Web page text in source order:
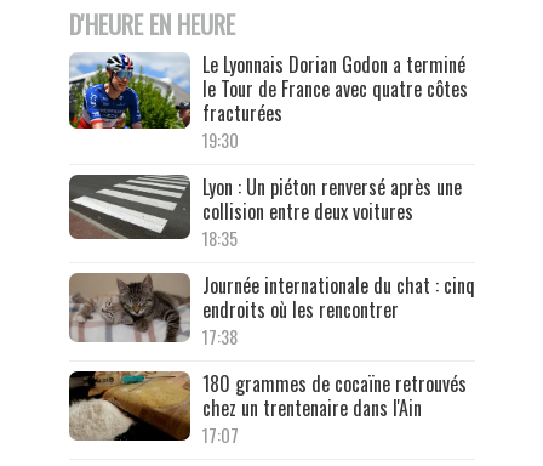
D'HEURE EN HEURE
Le Lyonnais Dorian Godon a terminé
le Tour de France avec quatre côtes
fracturées
19:30
Lyon : Un piéton renversé après une
collision entre deux voitures
18:35
Journée internationale du chat : cinq
endroits où les rencontrer
17:38
180 grammes de cocaïne retrouvés
chez un trentenaire dans l'Ain
17:07